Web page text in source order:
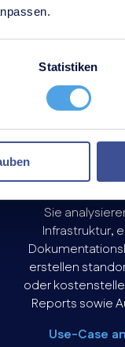
Statistiken
Sie
Infrastruktur,
erstellen
oder
Reports sowie
Use-Case